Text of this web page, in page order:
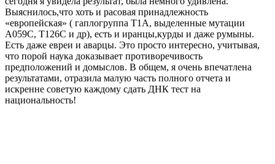
Выяснилось,что хоть и расовая принадлежность
«европейская» ( гаплогруппа T1A, выделенные мутации
A059C, T126C и др), есть и иранцы,курды и даже румыны.
Есть даже евреи и аварцы. Это просто интересно, учитывая,
что порой наука доказывает противоречивость
предположений и домыслов. В общем, я очень впечатлена
результатами, отразила малую часть полного отчета и
искренне советую каждому сдать ДНК тест на
национальность!